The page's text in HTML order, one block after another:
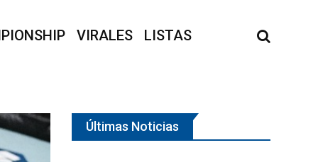
VIRALES LISTAS
Últimas Noticias